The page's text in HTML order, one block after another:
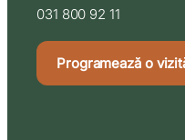
031 800 92 11
Programează o